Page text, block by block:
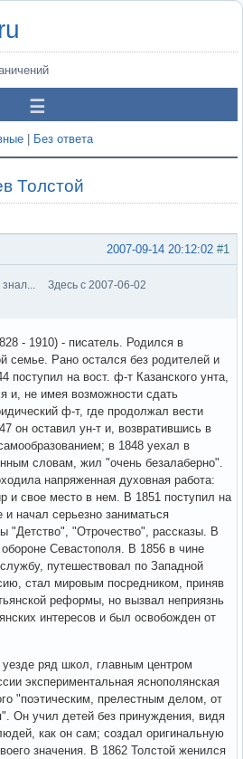
Без ответа
Толстой
#1
2007-09-14 20:12:02
Здесь с 2007-06-02
- 1910) - писатель. Родился в
семье. Рано остался без родителей и
поступил на вост. ф-т Казанского унта,
и, не имея возможности сдать
ф-т, где продолжал вести
он оставил ун-т и, возвратившись в
в 1848 уехал в
словам, жил "очень безалаберно".
напряженная духовная работа:
и свое место в нем. В 1851 поступил на
начал серьезно заниматься
"Детство", "Отрочество", рассказы. В
Севастополя. В 1856 в чине
путешествовал по Западной
стал мировым посредником, приняв
реформы, но вызвал неприязнь
интересов и был освобожден от
ряд школ, главным центром
экспериментальная яснополянская
"поэтическим, прелестным делом, от
Он учил детей без принуждения, видя
как он сам; создал оригинальную
значения. В 1862 Толстой женился